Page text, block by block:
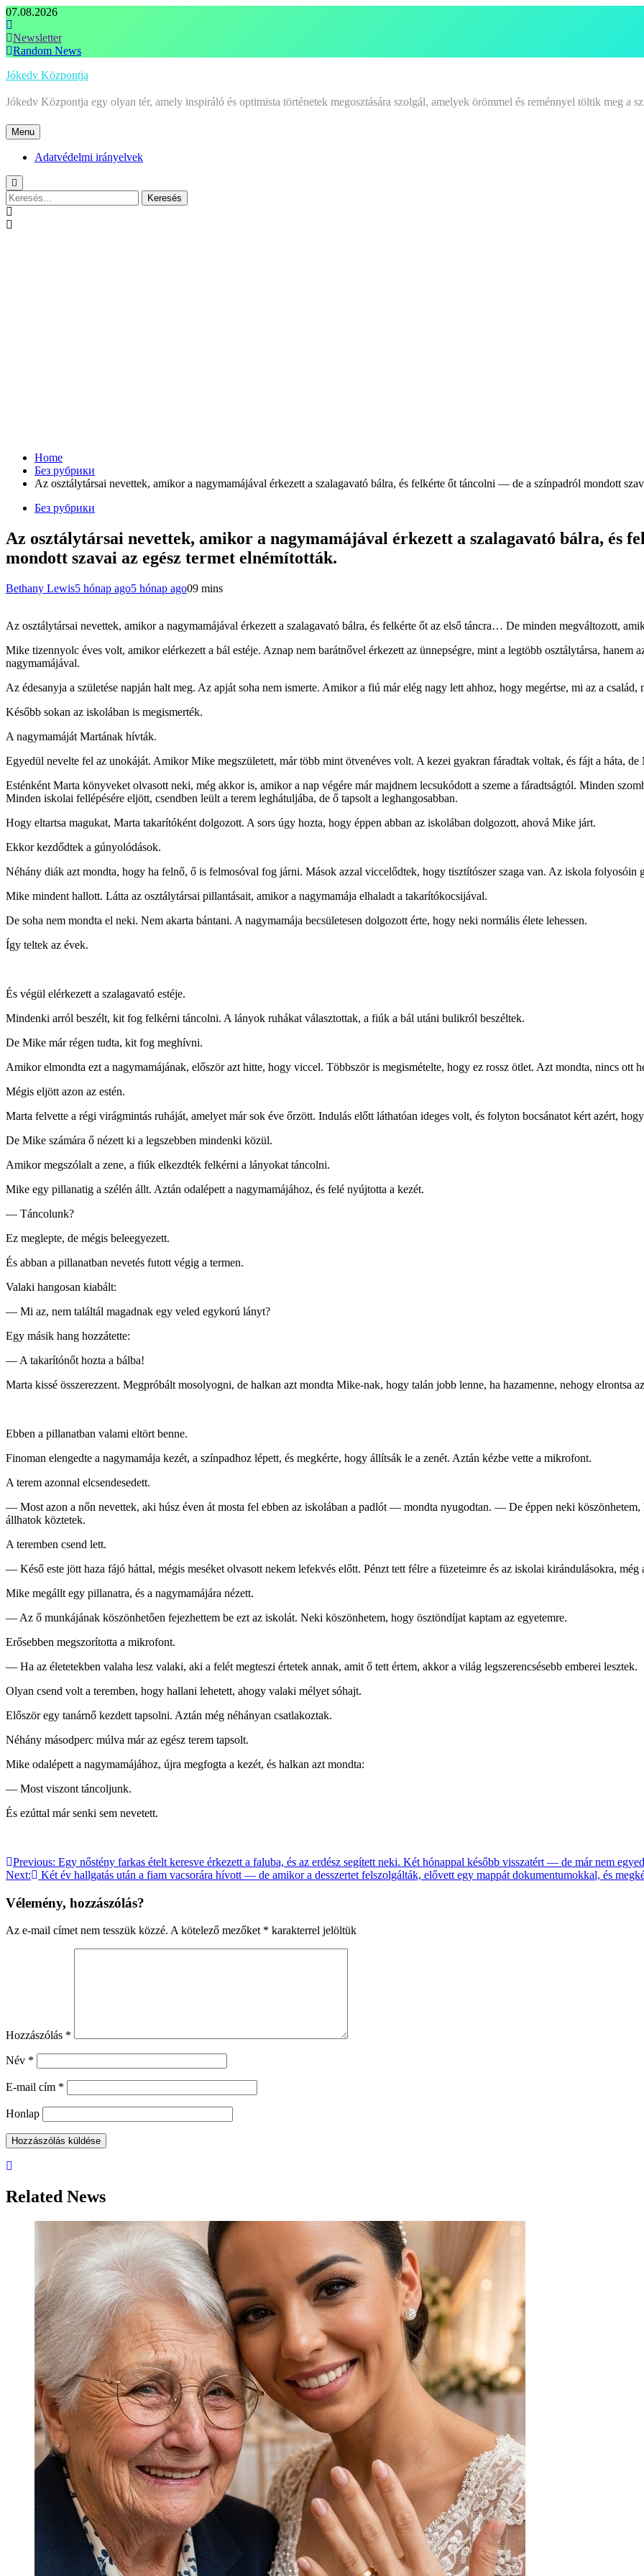
Skip
to
content
07.08.2026
Newsletter
Random News
Jókedv Központja
Jókedv Központja egy olyan tér, amely inspiráló és optimista történetek megosztására szolgál, amelyek örömmel és reménnyel töltik meg
Menu
Adatvédelmi irányelvek
Keresés:
Home
Без рубрики
Az osztálytársai nevettek, amikor a nagymamájával érkezett a szalagavató bálra, és felkérte őt táncolni — de a színpadról mondott
Без рубрики
Az osztálytársai nevettek, amikor a nagymamájával érkezett a szalagavató bálra, és
mondott szavai az egész termet elnémították.
Bethany Lewis5 hónap ago5 hónap ago09 mins
Az osztálytársai nevettek, amikor a nagymamájával érkezett a szalagavató bálra, és felkérte őt az első táncra… De minden megváltozott,
Mike tizennyolc éves volt, amikor elérkezett a bál estéje. Aznap nem barátnővel érkezett az ünnepségre, mint a legtöbb osztálytársa,
nagymamájával.
Az édesanyja a születése napján halt meg. Az apját soha nem ismerte. Amikor a fiú már elég nagy lett ahhoz, hogy megértse, mi az a család,
Később sokan az iskolában is megismerték.
A nagymamáját Martának hívták.
Egyedül nevelte fel az unokáját. Amikor Mike megszületett, már több mint ötvenéves volt. A kezei gyakran fáradtak voltak, és fájt a háta, de
Esténként Marta könyveket olvasott neki, még akkor is, amikor a nap végére már majdnem lecsukódott a szeme a fáradtságtól. Minden
Minden iskolai fellépésére eljött, csendben leült a terem leghátuljába, de ő tapsolt a leghangosabban.
Hogy eltartsa magukat, Marta takarítóként dolgozott. A sors úgy hozta, hogy éppen abban az iskolában dolgozott, ahová Mike járt.
Ekkor kezdődtek a gúnyolódások.
Néhány diák azt mondta, hogy ha felnő, ő is felmosóval fog járni. Mások azzal viccelődtek, hogy tisztítószer szaga van. Az iskola folyosóin
Mike mindent hallott. Látta az osztálytársai pillantásait, amikor a nagymamája elhaladt a takarítókocsijával.
De soha nem mondta el neki. Nem akarta bántani. A nagymamája becsületesen dolgozott érte, hogy neki normális élete lehessen.
Így teltek az évek.
És végül elérkezett a szalagavató estéje.
Mindenki arról beszélt, kit fog felkérni táncolni. A lányok ruhákat választottak, a fiúk a bál utáni bulikról beszéltek.
De Mike már régen tudta, kit fog meghívni.
Amikor elmondta ezt a nagymamájának, először azt hitte, hogy viccel. Többször is megismételte, hogy ez rossz ötlet. Azt mondta, nincs ott
Mégis eljött azon az estén.
Marta felvette a régi virágmintás ruháját, amelyet már sok éve őrzött. Indulás előtt láthatóan ideges volt, és folyton bocsánatot kért azért,
De Mike számára ő nézett ki a legszebben mindenki közül.
Amikor megszólalt a zene, a fiúk elkezdték felkérni a lányokat táncolni.
Mike egy pillanatig a szélén állt. Aztán odalépett a nagymamájához, és felé nyújtotta a kezét.
— Táncolunk?
Ez meglepte, de mégis beleegyezett.
És abban a pillanatban nevetés futott végig a termen.
Valaki hangosan kiabált:
— Mi az, nem találtál magadnak egy veled egykorú lányt?
Egy másik hang hozzátette:
— A takarítónőt hozta a bálba!
Marta kissé összerezzent. Megpróbált mosolyogni, de halkan azt mondta Mike-nak, hogy talán jobb lenne, ha hazamenne, nehogy elrontsa
Ebben a pillanatban valami eltört benne.
Finoman elengedte a nagymamája kezét, a színpadhoz lépett, és megkérte, hogy állítsák le a zenét. Aztán kézbe vette a mikrofont.
A terem azonnal elcsendesedett.
— Most azon a nőn nevettek, aki húsz éven át mosta fel ebben az iskolában a padlót — mondta nyugodtan. — De éppen neki
állhatok köztetek.
A teremben csend lett.
— Késő este jött haza fájó háttal, mégis meséket olvasott nekem lefekvés előtt. Pénzt tett félre a füzeteimre és az iskolai kirándulásokra,
Mike megállt egy pillanatra, és a nagymamájára nézett.
— Az ő munkájának köszönhetően fejezhettem be ezt az iskolát. Neki köszönhetem, hogy ösztöndíjat kaptam az egyetemre.
Erősebben megszorította a mikrofont.
— Ha az életetekben valaha lesz valaki, aki a felét megteszi értetek annak, amit ő tett értem, akkor a világ legszerencsésebb emberei lesztek.
Olyan csend volt a teremben, hogy hallani lehetett, ahogy valaki mélyet sóhajt.
Először egy tanárnő kezdett tapsolni. Aztán még néhányan csatlakoztak.
Néhány másodperc múlva már az egész terem tapsolt.
Mike odalépett a nagymamájához, újra megfogta a kezét, és halkan azt mondta:
— Most viszont táncoljunk.
És ezúttal már senki sem nevetett.
Bejegyzés
navigáció
Previous: Egy nőstény farkas ételt keresve érkezett a faluba, és az erdész segített neki. Két hónappal később visszatért — de már nem
Next:
Két év hallgatás után a fiam vacsorára hívott — de amikor a desszertet felszolgálták, elővett egy mappát dokumentumokkal, és
Vélemény, hozzászólás?
Az e-mail címet nem tesszük közzé. A kötelező mezőket * karakterrel jelöltük
Hozzászólás *
Név *
E-mail cím *
Honlap
Related News